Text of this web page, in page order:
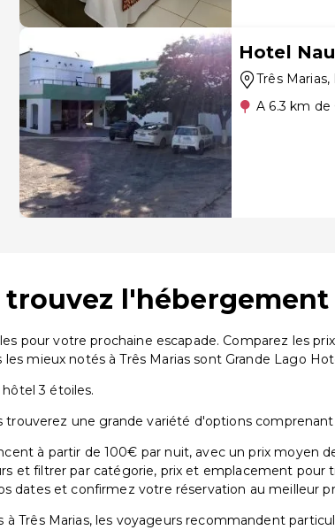
Hotel
Três Marias,
A 6.3 km de
trouvez
pour votre prochaine escapade. Comparez les
mieux notés à Três Marias sont Grande Lago
3 étoiles.
trouverez une grande variété d'options
à partir de 100€ par nuit, avec un prix moyen
et filtrer par catégorie, prix et emplacement
dates et confirmez votre réservation au meilleur
Três Marias, les voyageurs recommandent